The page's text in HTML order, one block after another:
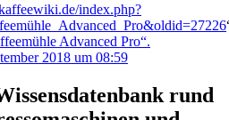
index.php?
Advanced Pro“.
2018 um 08:59
rund